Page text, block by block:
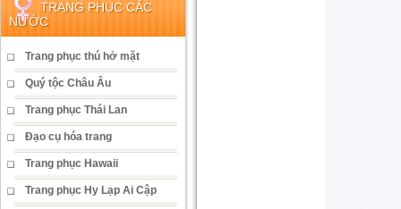
TRANG PHỤC CÁC
NƯỚC
Trang phục thú hở mặt
Quý tộc Châu Âu
Trang phục Thái Lan
Đạo cụ hóa trang
Trang phục Hawaii
Trang phục Hy Lạp Ai Cập